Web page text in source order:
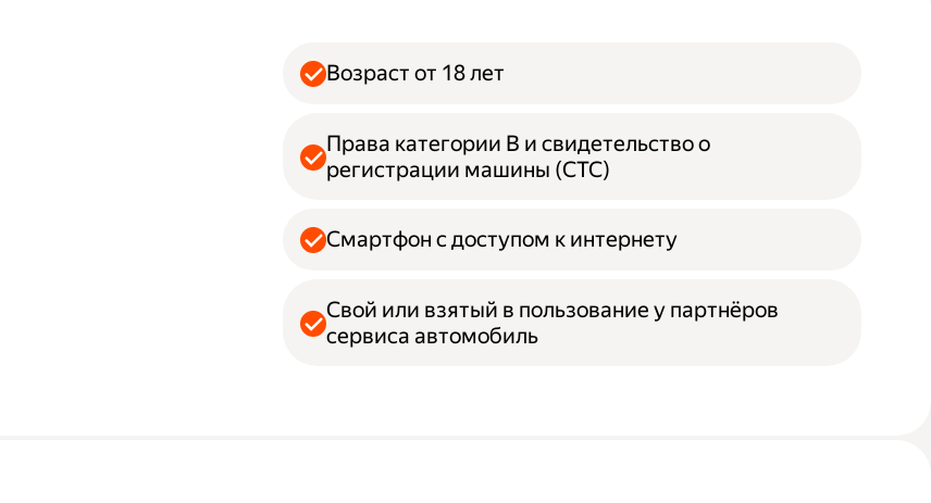
Возраст от 18 лет
Права категории B и свидетельство о
регистрации машины (СТС)
Смартфон с доступом к интернету
Свой или взятый в пользование у партнёров
сервиса автомобиль